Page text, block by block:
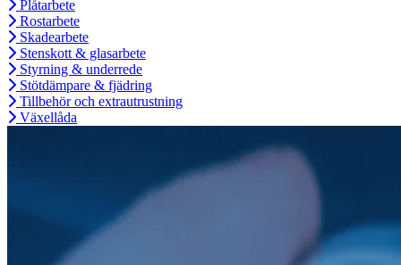
Plåtarbete
Rostarbete
Skadearbete
Stenskott & glasarbete
Styrning & underrede
Stötdämpare & fjädring
Tillbehör och extrautrustning
Växellåda